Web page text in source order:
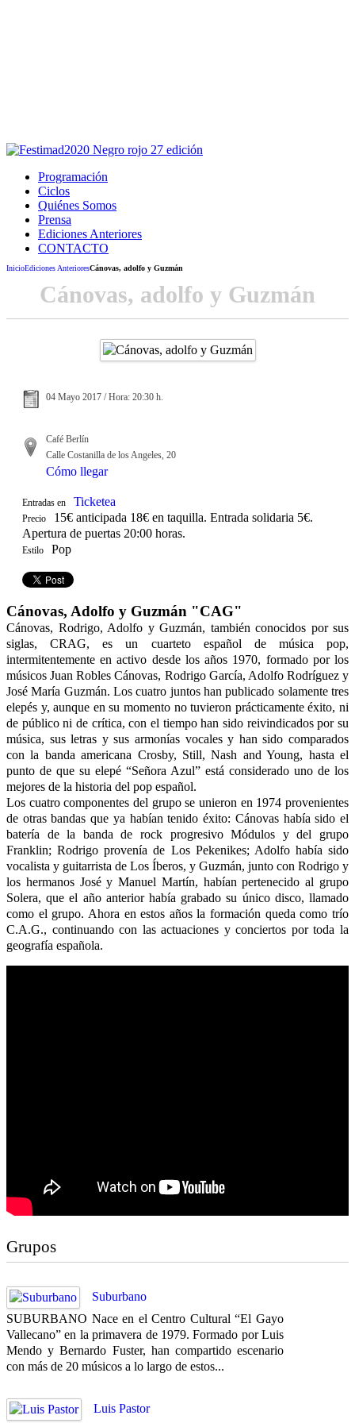
Programación
Ciclos
Quiénes Somos
Prensa
Ediciones Anteriores
CONTACTO
InicioEdiciones AnterioresCánovas, adolfo y Guzmán
Cánovas, adolfo y Guzmán
04 Mayo 2017 / Hora: 20:30 h.
Café Berlín
Calle Costanilla de los Angeles, 20
Cómo llegar
Entradas en Ticketea
Precio
15€ anticipada 18€ en taquilla. Entrada solidaria 5€.
Apertura de puertas 20:00 horas.
Estilo Pop
Cánovas, Adolfo y Guzmán "CAG"
Cánovas, Rodrigo, Adolfo y Guzmán, también conocidos por sus
siglas, CRAG, es un cuarteto español de música pop,
intermitentemente en activo desde los años 1970, formado por los
músicos Juan Robles Cánovas, Rodrigo García, Adolfo Rodríguez y
José María Guzmán. Los cuatro juntos han publicado solamente tres
elepés y, aunque en su momento no tuvieron prácticamente éxito, ni
de público ni de crítica, con el tiempo han sido reivindicados por su
música, sus letras y sus armonías vocales y han sido comparados
con la banda americana Crosby, Still, Nash and Young, hasta el
punto de que su elepé “Señora Azul” está considerado uno de los
mejores de la historia del pop español.
Los cuatro componentes del grupo se unieron en 1974 provenientes
de otras bandas que ya habían tenido éxito: Cánovas había sido el
batería de la banda de rock progresivo Módulos y del grupo
Franklin; Rodrigo provenía de Los Pekenikes; Adolfo había sido
vocalista y guitarrista de Los Íberos, y Guzmán, junto con Rodrigo y
los hermanos José y Manuel Martín, habían pertenecido al grupo
Solera, que el año anterior había grabado su único disco, llamado
como el grupo. Ahora en estos años la formación queda como trío
C.A.G., continuando con las actuaciones y conciertos por toda la
geografía española.
Grupos
Suburbano
SUBURBANO Nace en el Centro Cultural “El Gayo
Vallecano” en la primavera de 1979. Formado por Luis
Mendo y Bernardo Fuster, han compartido escenario
con más de 20 músicos a lo largo de estos...
Luis Pastor